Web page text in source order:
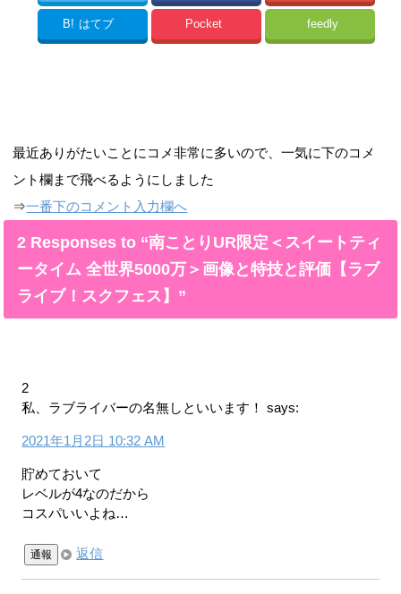
B! はてブ Pocket feedly
最近ありがたいことにコメ非常に多いので、一気に下のコメ
ント欄まで飛べるようにしました
⇒一番下のコメント入力欄へ
2 Responses to “南ことりUR限定＜スイートティ
ータイム 全世界5000万＞画像と特技と評価【ラブ
ライブ！スクフェス】”
2
私、ラブライバーの名無しといいます！
says:
2021年1月2日 10:32 AM
貯めておいて
レベルが4なのだから
コスパいいよね…
通報 返信